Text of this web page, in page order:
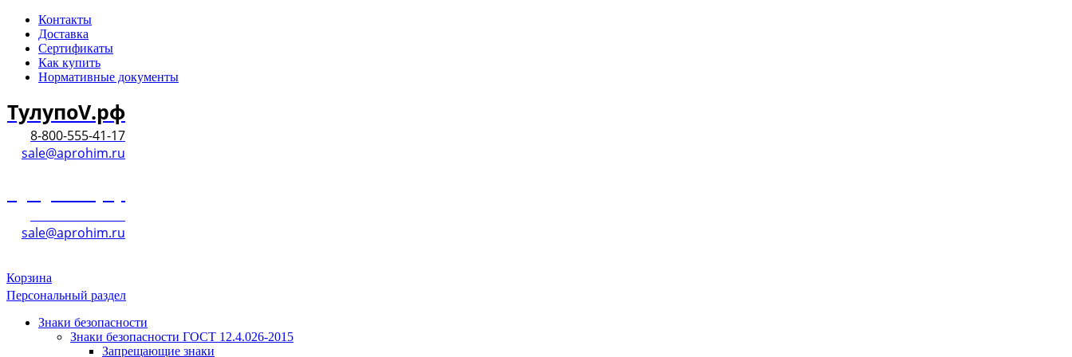
Контакты
Доставка
Сертификаты
Как купить
Нормативные документы
ТулупоV.рф
8-800-555-41-17
sale@aprohim.ru
sale@aprohim.ru
Корзина
Персональный раздел
Знаки безопасности
Знаки безопасности ГОСТ 12.4.026-2015
Запрещающие знаки